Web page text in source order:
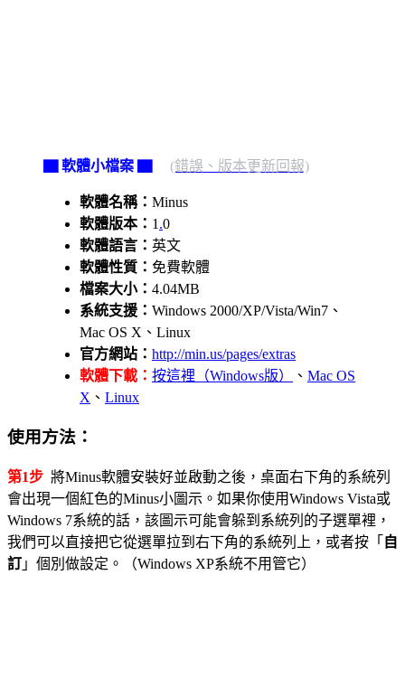
▇ 軟體小檔案 ▇ (錯誤、版本更新回報)
軟體名稱： Minus
軟體版本： 1 .0
軟體語言： 英文
軟體性質： 免費軟體
檔案大小： 4.04MB
系統支援： Windows 2000/XP/Vista/Win7、
Mac OS X、Linux
官方網站： http://min.us/pages/extras
軟體下載： 按這裡（Windows版） 、 Mac OS
X 、 Linux
使用方法：
第1步 將Minus軟體安裝好並啟動之後，桌面右下角的系統列
會出現一個紅色的Minus小圖示。如果你使用Windows Vista或
Windows 7系統的話，該圖示可能會躲到系統列的子選單裡，
我們可以直接把它從選單拉到右下角的系統列上，或者按「 自
訂 」個別做設定。（Windows XP系統不用管它）